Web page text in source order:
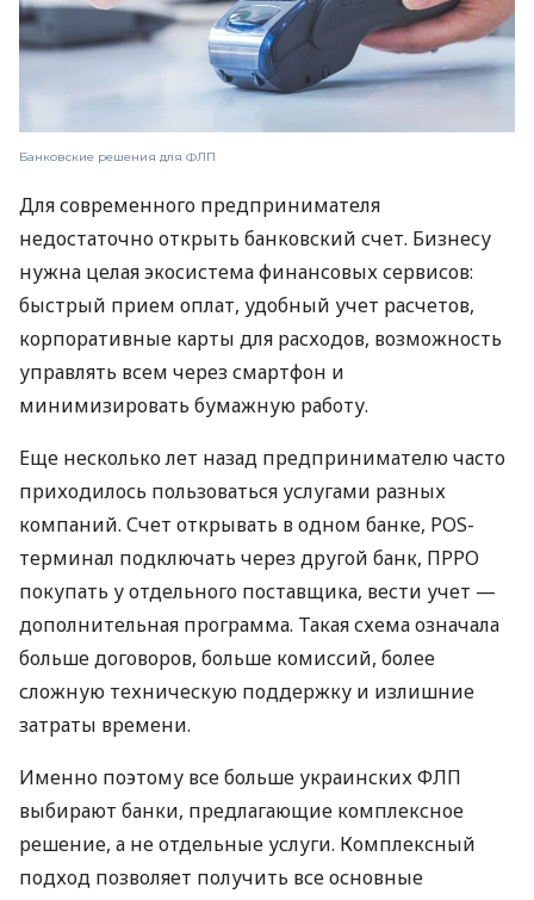
Банковские решения для ФЛП
Для современного предпринимателя
недостаточно открыть банковский счет. Бизнесу
нужна целая экосистема финансовых сервисов:
быстрый прием оплат, удобный учет расчетов,
корпоративные карты для расходов, возможность
управлять всем через смартфон и
минимизировать бумажную работу.
Еще несколько лет назад предпринимателю часто
приходилось пользоваться услугами разных
компаний. Счет открывать в одном банке, POS-
терминал подключать через другой банк, ПРРО
покупать у отдельного поставщика, вести учет —
дополнительная программа. Такая схема означала
больше договоров, больше комиссий, более
сложную техническую поддержку и излишние
затраты времени.
Именно поэтому все больше украинских ФЛП
выбирают банки, предлагающие комплексное
решение, а не отдельные услуги. Комплексный
подход позволяет получить все основные